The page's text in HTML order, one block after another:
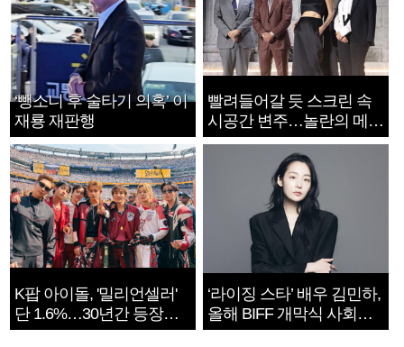
‘뺑소니 후 술타기 의혹’ 이
재룡 재판행
빨려들어갈 듯 스크린 속
시공간 변주…놀란의 메시
지는 ‘전쟁 속죄’
K팝 아이돌, '밀리언셀러'
단 1.6%…30년간 등장
1182개팀 전수조사
‘라이징 스타’ 배우 김민하,
올해 BIFF 개막식 사회자
확정